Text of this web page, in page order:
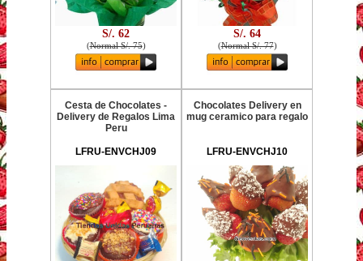
S/. 62
(Normal S/. 75)
S/. 64
(Normal S/. 77)
Cesta de Chocolates -
Delivery de Regalos Lima
Peru
LFRU-ENVCHJ09
Chocolates Delivery en
mug ceramico para regalo
LFRU-ENVCHJ10